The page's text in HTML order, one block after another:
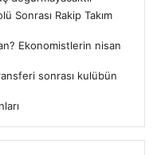
Sonrası Rakip Takım
Ekonomistlerin nisan
sonrası kulübün